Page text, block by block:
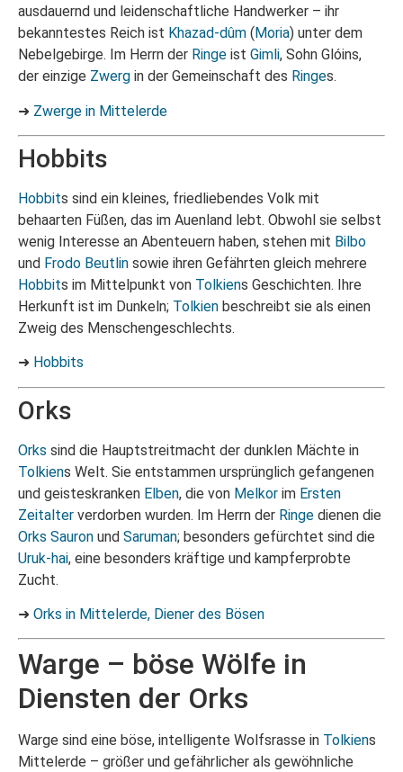
ausdauernd und leidenschaftliche Handwerker – ihr
bekanntestes Reich ist Khazad-dûm (Moria) unter dem
Nebelgebirge. Im Herrn der Ringe ist Gimli, Sohn Glóins,
der einzige Zwerg in der Gemeinschaft des Ringes.
➜ Zwerge in Mittelerde
Hobbits
Hobbits sind ein kleines, friedliebendes Volk mit
behaarten Füßen, das im Auenland lebt. Obwohl sie selbst
wenig Interesse an Abenteuern haben, stehen mit Bilbo
und Frodo Beutlin sowie ihren Gefährten gleich mehrere
Hobbits im Mittelpunkt von Tolkiens Geschichten. Ihre
Herkunft ist im Dunkeln; Tolkien beschreibt sie als einen
Zweig des Menschengeschlechts.
➜ Hobbits
Orks
Orks sind die Hauptstreitmacht der dunklen Mächte in
Tolkiens Welt. Sie entstammen ursprünglich gefangenen
und geisteskranken Elben, die von Melkor im Ersten
Zeitalter verdorben wurden. Im Herrn der Ringe dienen die
Orks Sauron und Saruman; besonders gefürchtet sind die
Uruk-hai, eine besonders kräftige und kampferprobte
Zucht.
➜ Orks in Mittelerde, Diener des Bösen
Warge – böse Wölfe in
Diensten der Orks
Warge sind eine böse, intelligente Wolfsrasse in Tolkiens
Mittelerde – größer und gefährlicher als gewöhnliche